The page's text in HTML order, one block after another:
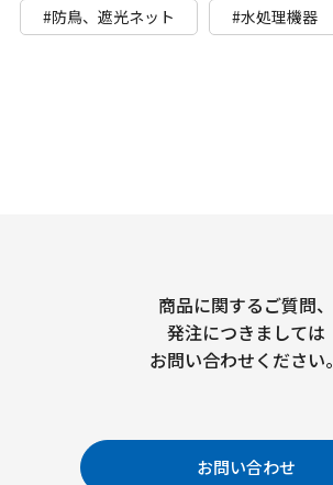
#防鳥、遮光ネット #水処理機器
商品に関するご質問、
発注につきましては
お問い合わせください。
お問い合わせ